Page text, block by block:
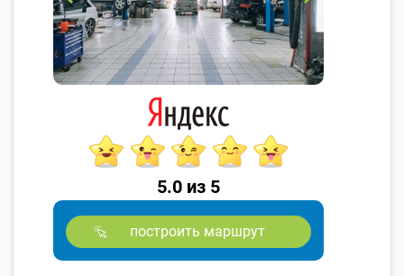
5.0 из 5
построить маршрут